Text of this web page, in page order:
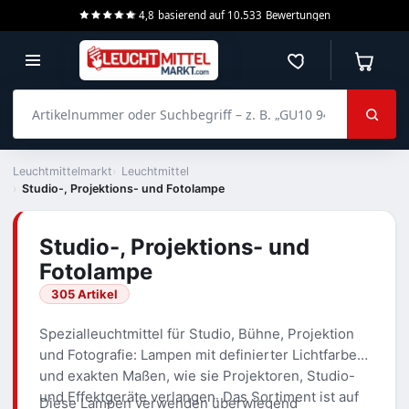
4,8 basierend auf 10.533 Bewertungen
Merkzettel
Leuchtmittelmarkt
Leuchtmittel
Studio-, Projektions- und Fotolampe
Studio-, Projektions- und
Fotolampe
305 Artikel
Spezialleuchtmittel für Studio, Bühne, Projektion
und Fotografie: Lampen mit definierter Lichtfarbe
und exakten Maßen, wie sie Projektoren, Studio-
und Effektgeräte verlangen. Das Sortiment ist auf
Diese Lampen verwenden überwiegend